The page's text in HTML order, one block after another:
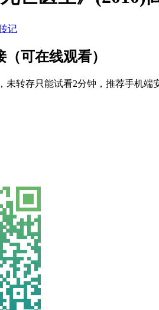
记
可在线观看）
未转存只能试看2分钟，推荐手机端